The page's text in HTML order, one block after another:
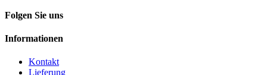
Folgen Sie uns
Informationen
Kontakt
Lieferung